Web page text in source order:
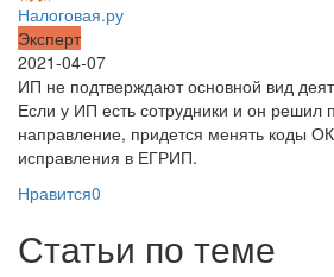
Налоговая.ру
Эксперт
2021-04-07
ИП не подтверждают основной вид
Если у ИП есть сотрудники и он решил
направление, придется менять коды
исправления в ЕГРИП.
Нравится0
Статьи по теме